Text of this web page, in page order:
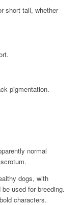
short tail, whether
pigmentation.
normal
dogs, with
used for breeding.
characters.